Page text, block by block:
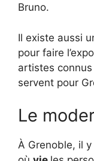
Bruno.
Il existe aussi
pour faire
artistes
servent pour
Le
À Grenoble, il